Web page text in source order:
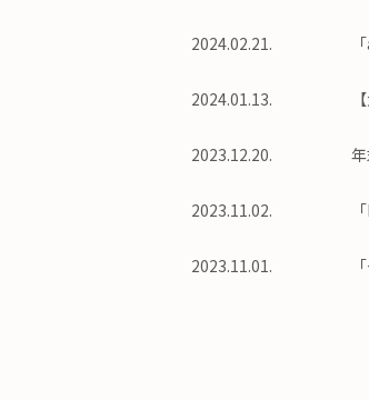
2024.02.21.
2024.01.13.
2023.12.20.
2023.11.02.
2023.11.01.